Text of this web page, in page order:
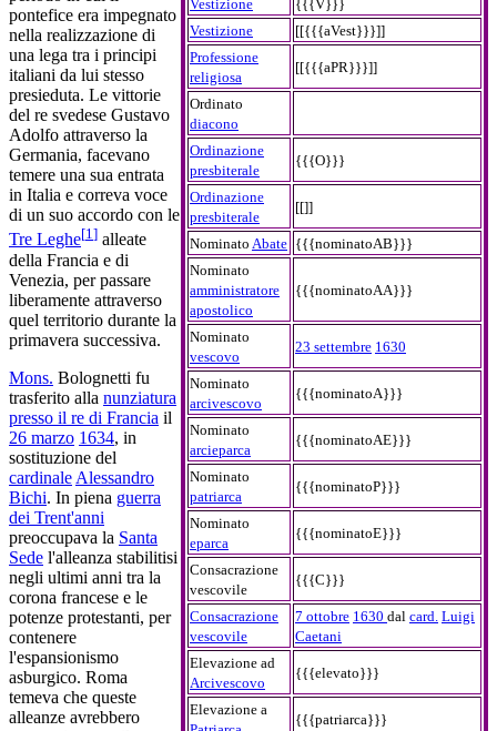
Vestizione
{{{V}}}
Vestizione
[[{{{aVest}}}]]
Professione
religiosa
[[{{{aPR}}}]]
Ordinato
diacono
Ordinazione
presbiterale
{{{O}}}
Ordinazione
presbiterale
[[]]
Nominato Abate {{{nominatoAB}}}
Nominato
amministratore
apostolico
{{{nominatoAA}}}
Nominato
vescovo
23 settembre 1630
Nominato
arcivescovo
{{{nominatoA}}}
Nominato
arcieparca
{{{nominatoAE}}}
Nominato
patriarca
{{{nominatoP}}}
Nominato
eparca
{{{nominatoE}}}
Consacrazione
vescovile
{{{C}}}
Consacrazione
vescovile
7 ottobre 1630 dal card. Luigi
Caetani
Elevazione ad
Arcivescovo
{{{elevato}}}
Elevazione a
{{{patriarca}}}
pontefice era impegnato
nella realizzazione di
una lega tra i principi
italiani da lui stesso
presieduta. Le vittorie
del re svedese Gustavo
Adolfo attraverso la
Germania, facevano
temere una sua entrata
in Italia e correva voce
di un suo accordo con le
Tre Leghe[1] alleate
della Francia e di
Venezia, per passare
liberamente attraverso
quel territorio durante la
primavera successiva.
Mons. Bolognetti fu
trasferito alla nunziatura
presso il re di Francia il
26 marzo 1634, in
sostituzione del
cardinale Alessandro
Bichi. In piena guerra
dei Trent'anni
preoccupava la Santa
Sede l'alleanza stabilitisi
negli ultimi anni tra la
corona francese e le
potenze protestanti, per
contenere
l'espansionismo
asburgico. Roma
temeva che queste
alleanze avrebbero